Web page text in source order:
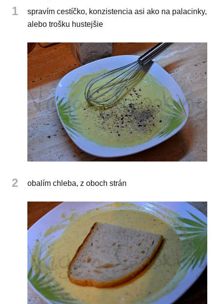
1
spravím cestíčko, konzistencia asi ako na palacinky,
alebo trošku hustejšie
2 obalím chleba, z oboch strán